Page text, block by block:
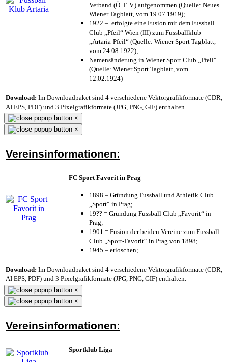
Verband (Ö. F. V.) aufgenommen (Quelle: Neues
Wiener Tagblatt, vom 19.07.1919);
1922 – erfolgte eine Fusion mit dem Fussball
Club „Pfeil“ Wien (III) zum Fussballklub
„Artaria-Pfeil“ (Quelle: Wiener Sport Tagblatt,
vom 24.08.1922);
Namensänderung in Wiener Sport Club „Pfeil“
(Quelle: Wiener Sport Tagblatt, vom
12.02.1924)
Download: Im Downloadpaket sind 4 verschiedene Vektorgrafikformate (CDR,
AI EPS, PDF) und 3 Pixelgrafikformate (JPG, PNG, GIF) enthalten.
×
×
Vereinsinformationen:
FC Sport Favorit in Prag
1898 = Gründung Fussball und Athletik Club
„Sport“ in Prag;
19?? = Gründung Fussball Club „Favorit“ in
Prag;
1901 = Fusion der beiden Vereine zum Fussball
Club „Sport-Favorit“ in Prag von 1898;
1945 = erloschen;
Download: Im Downloadpaket sind 4 verschiedene Vektorgrafikformate (CDR,
AI EPS, PDF) und 3 Pixelgrafikformate (JPG, PNG, GIF) enthalten.
×
×
Vereinsinformationen:
Sportklub Liga